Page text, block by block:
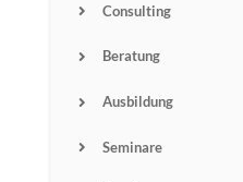
Consulting
Beratung
Ausbildung
Seminare